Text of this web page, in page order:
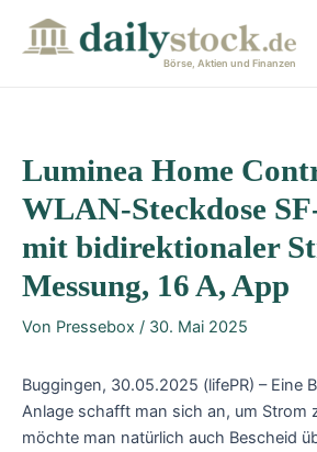
Börse, Aktien und Finanzen
Luminea Home
WLAN-Steckdose
mit bidirektionaler
Messung, 16 A, App
Von Pressebox / 30. Mai 2025
Buggingen, 30.05.2025 (lifePR) – Eine
Anlage schafft man sich an, um Strom
möchte man natürlich auch Bescheid